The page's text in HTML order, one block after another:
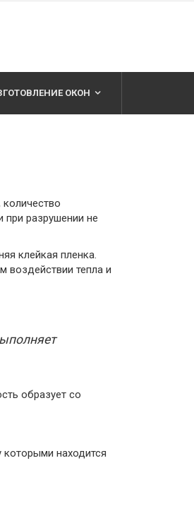
ОКОН
при разрушении не
клейкая пленка.
воздействии тепла и
образует со
находится